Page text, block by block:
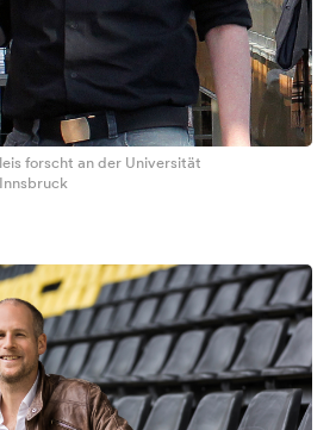
forscht an der Universität